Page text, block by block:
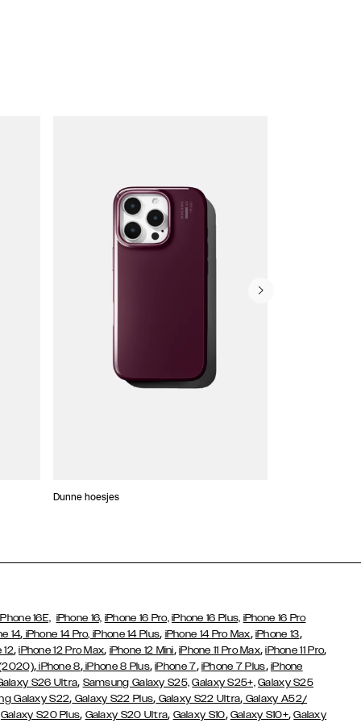
Dunne hoesjes
16E, iPhone 16, iPhone 16 Pro, iPhone 16 Plus, iPhone 16 Pro
14, iPhone 14 Pro, iPhone 14 Plus, iPhone 14 Pro Max, iPhone 13,
12,iPhone 12 Pro Max, iPhone 12 Mini, iPhone 11 Pro Max,iPhone 11 Pro,
,iPhone 8,iPhone 8 Plus,iPhone 7, iPhone 7 Plus, iPhone
S26 Ultra, Samsung Galaxy S25, Galaxy S25+, Galaxy S25
Galaxy S22, Galaxy S22 Plus, Galaxy S22 Ultra, Galaxy A52/
Galaxy S20 Plus, Galaxy S20 Ultra, Galaxy S10, Galaxy S10+,Galaxy